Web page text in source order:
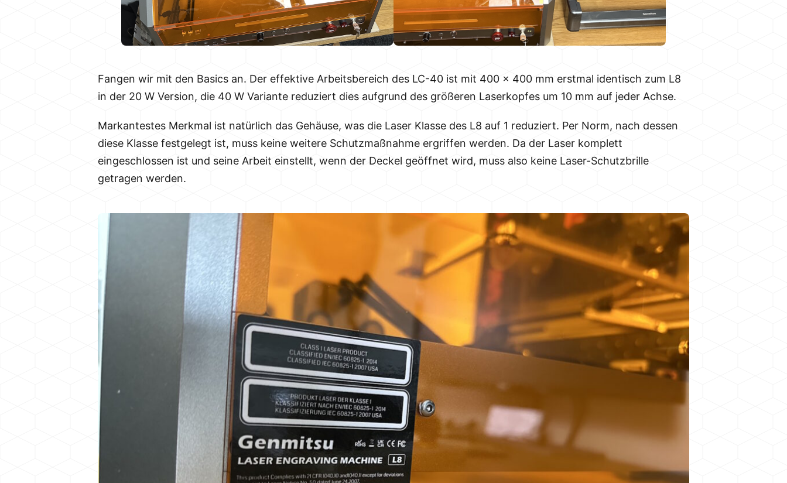
Fangen wir mit den Basics an. Der effektive Arbeitsbereich des LC-40 ist mit 400 x 400 mm erstmal identisch zum L8
in der 20 W Version, die 40 W Variante reduziert dies aufgrund des größeren Laserkopfes um 10 mm auf jeder Achse.
Markantestes Merkmal ist natürlich das Gehäuse, was die Laser Klasse des L8 auf 1 reduziert. Per Norm, nach dessen
diese Klasse festgelegt ist, muss keine weitere Schutzmaßnahme ergriffen werden. Da der Laser komplett
eingeschlossen ist und seine Arbeit einstellt, wenn der Deckel geöffnet wird, muss also keine Laser-Schutzbrille
getragen werden.